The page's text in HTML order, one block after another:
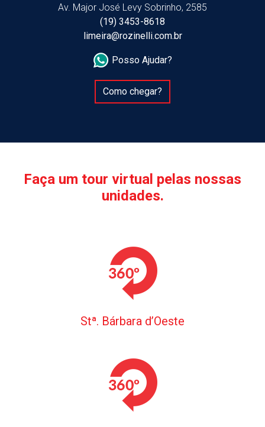
Av. Major José Levy Sobrinho, 2585
(19) 3453-8618
limeira@rozinelli.com.br
Posso Ajudar?
Como chegar?
Faça um tour virtual pelas nossas
unidades.
Stª. Bárbara d’Oeste